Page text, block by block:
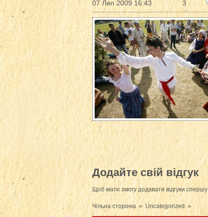
07 Лип 2009 16:43 3
Додайте свій відгук
Щоб мати змогу додавати відгуки спершу
Чільна сторінка » Uncategorized »